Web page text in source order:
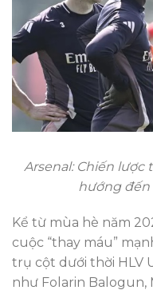
Arsenal: Chiến
hướng
Kể từ mùa hè năm
cuộc “thay máu”
trụ cột dưới thời HLV
như Folarin Balogun,